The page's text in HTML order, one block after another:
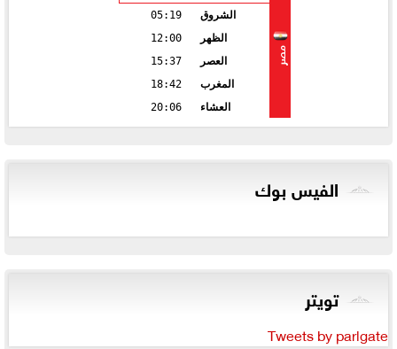
مصر
الشروق
05:19
الظهر
12:00
العصر
15:37
المغرب
18:42
العشاء
20:06
الفيس بوك
تويتر
Tweets by parlgate